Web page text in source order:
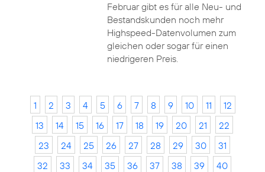
Februar gibt es für alle Neu- und
Bestandskunden noch mehr
Highspeed-Datenvolumen zum
gleichen oder sogar für einen
niedrigeren Preis.
1 2 3 4 5 6 7 8 9 10 11
12
13
14 15 16 17 18 19 20 21
22
23
24 25 26 27 28 29 30
31
32
33 34 35 36 37 38 39
40